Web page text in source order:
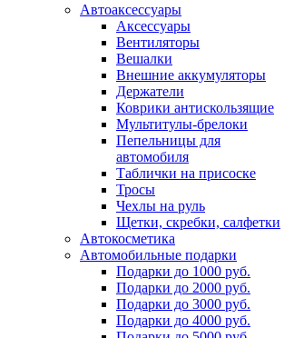
Автоаксессуары
Аксессуары
Вентиляторы
Вешалки
Внешние аккумуляторы
Держатели
Коврики антискользящие
Мультитулы-брелоки
Пепельницы для
автомобиля
Таблички на присоске
Тросы
Чехлы на руль
Щетки, скребки, салфетки
Автокосметика
Автомобильные подарки
Подарки до 1000 руб.
Подарки до 2000 руб.
Подарки до 3000 руб.
Подарки до 4000 руб.